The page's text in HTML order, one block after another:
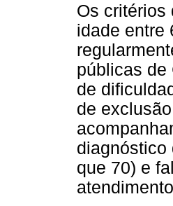
Os critérios
idade entre
públicas de
de
de
diagnóstico
que 70) e